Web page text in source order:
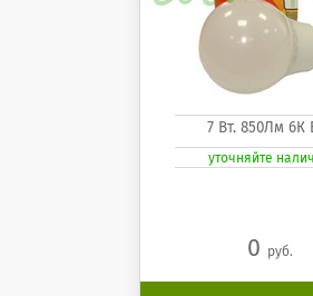
7 Вт. 850Лм 6К
уточняйте
0 руб.